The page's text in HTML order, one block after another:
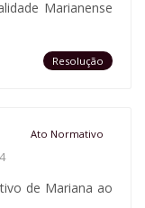
Marianense
Resolução
Ato Normativo
4
de Mariana ao